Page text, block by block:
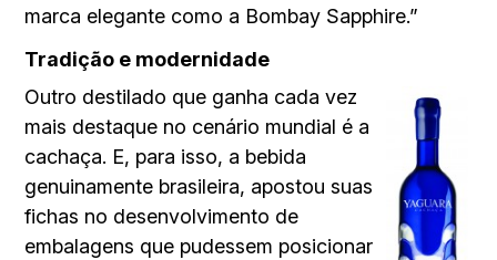
marca elegante como a Bombay Sapphire.”
Tradição e modernidade
Outro destilado que ganha cada vez
mais destaque no cenário mundial é a
cachaça. E, para isso, a bebida
genuinamente brasileira, apostou suas
fichas no desenvolvimento de
embalagens que pudessem posicionar